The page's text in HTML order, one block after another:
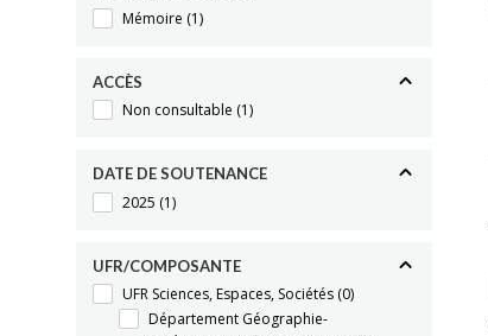
Mémoire (1)
ACCÈS
Non consultable (1)
DATE DE SOUTENANCE
2025 (1)
UFR/COMPOSANTE
UFR Sciences, Espaces, Sociétés (0)
Département Géographie-